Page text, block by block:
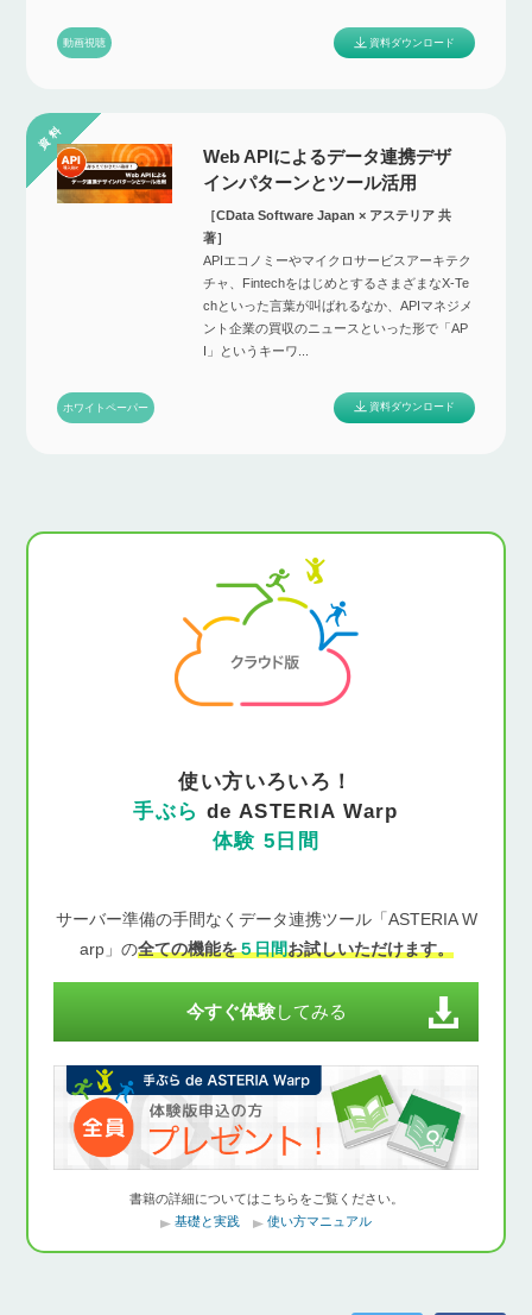
動画視聴 資料ダウンロード
Web APIによるデータ連携デザ
インパターンとツール活用
［CData Software Japan × アステリア 共
著］
APIエコノミーやマイクロサービスアーキテク
チャ、FintechをはじめとするさまざまなX-Te
chといった言葉が叫ばれるなか、APIマネジメ
ント企業の買収のニュースといった形で「AP
I」というキーワ...
ホワイトペーパー 資料ダウンロード
使い方いろいろ！
手ぶら de ASTERIA Warp
体験 5日間
サーバー準備の手間なくデータ連携ツール「ASTERIA W
arp」の全ての機能を５日間お試しいただけます。
今すぐ体験してみる
書籍の詳細についてはこちらをご覧ください。
基礎と実践
使い方マニュアル